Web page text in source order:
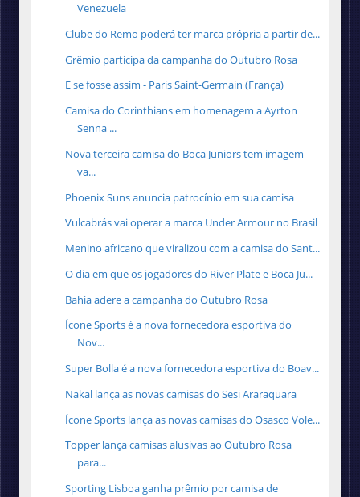
Venezuela
Clube do Remo poderá ter marca própria a partir de...
Grêmio participa da campanha do Outubro Rosa
E se fosse assim - Paris Saint-Germain (França)
Camisa do Corinthians em homenagem a Ayrton
Senna ...
Nova terceira camisa do Boca Juniors tem imagem
va...
Phoenix Suns anuncia patrocínio em sua camisa
Vulcabrás vai operar a marca Under Armour no Brasil
Menino africano que viralizou com a camisa do Sant...
O dia em que os jogadores do River Plate e Boca Ju...
Bahia adere a campanha do Outubro Rosa
Ícone Sports é a nova fornecedora esportiva do
Nov...
Super Bolla é a nova fornecedora esportiva do Boav...
Nakal lança as novas camisas do Sesi Araraquara
Ícone Sports lança as novas camisas do Osasco Vole...
Topper lança camisas alusivas ao Outubro Rosa
para...
Sporting Lisboa ganha prêmio por camisa de